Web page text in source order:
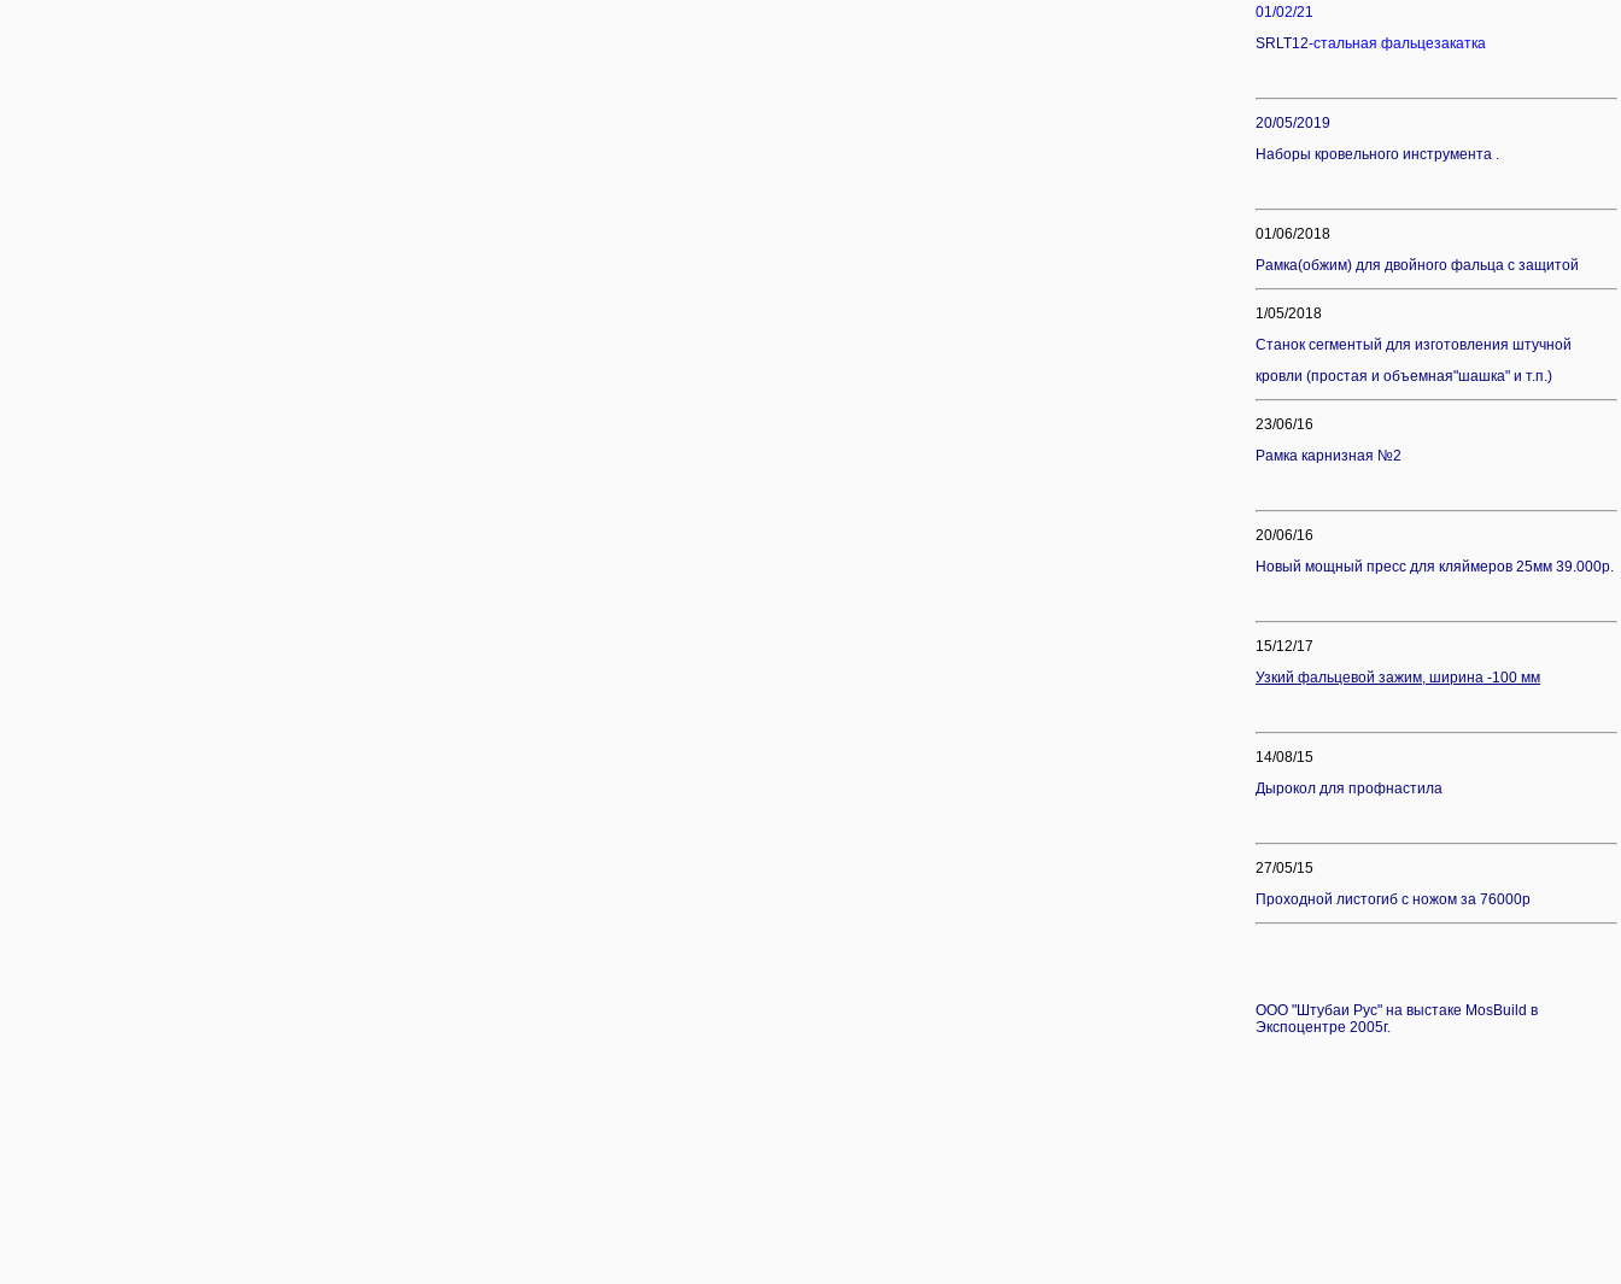
01/02/21
SRLT12-стальная фальцезакатка
20/05/2019
Наборы кровельного инструмента .
01/06/2018
Рамка(обжим) для двойного фальца с защитой
1/05/2018
Станок сегментый для изготовления штучной
кровли (простая и объемная"шашка" и т.п.)
23/06/16
Рамка карнизная №2
20/06/16
Новый мощный пресс для кляймеров 25мм 39.000р.
15/12/17
Узкий фальцевой зажим, ширина -100 мм
14/08/15
Дырокол для профнастила
27/05/15
Проходной листогиб с ножом за 76000р
ООО "Штубаи Рус" на выстаке MosBuild в
Экспоцентре 2005г.